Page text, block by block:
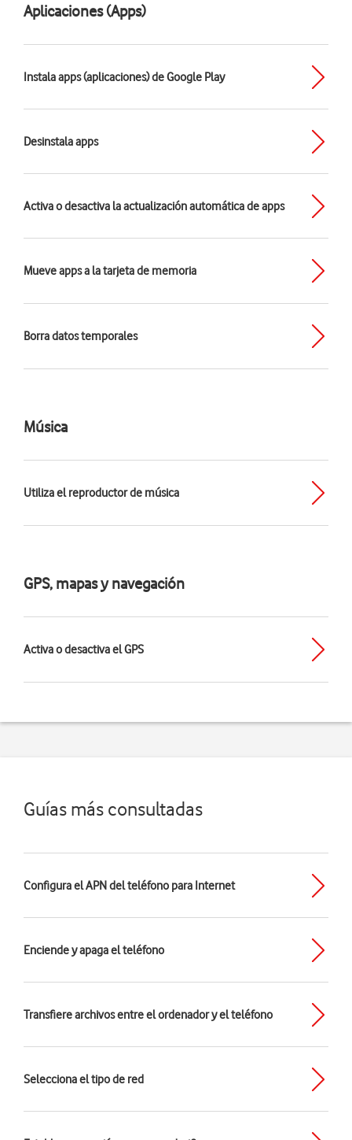
Aplicaciones (Apps)
Instala apps (aplicaciones) de Google Play
Desinstala apps
Activa o desactiva la actualización automática de apps
Mueve apps a la tarjeta de memoria
Borra datos temporales
Música
Utiliza el reproductor de música
GPS, mapas y navegación
Activa o desactiva el GPS
Guías más consultadas
Configura el APN del teléfono para Internet
Enciende y apaga el teléfono
Transfiere archivos entre el ordenador y el teléfono
Selecciona el tipo de red